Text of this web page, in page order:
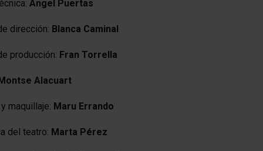
Àngel Puertas
dirección: Blanca Caminal
producción: Fran Torrella
Alacuart
maquillaje: Maru Errando
del teatro: Marta Pérez